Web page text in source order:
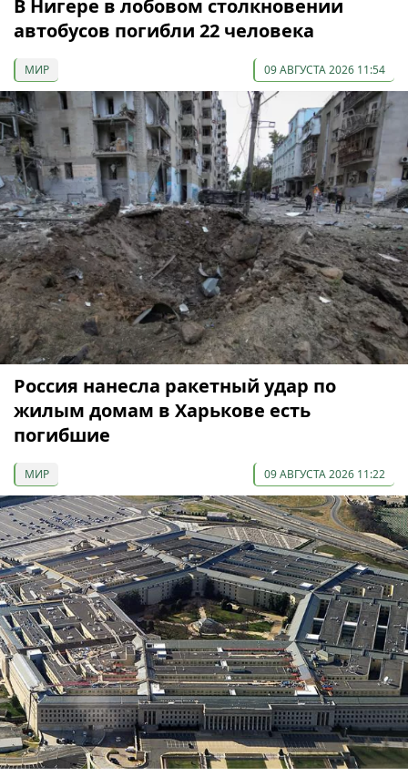
В Нигере в лобовом столкновении
автобусов погибли 22 человека
МИР 09 АВГУСТА 2026 11:54
Россия нанесла ракетный удар по
жилым домам в Харькове есть
погибшие
МИР 09 АВГУСТА 2026 11:22